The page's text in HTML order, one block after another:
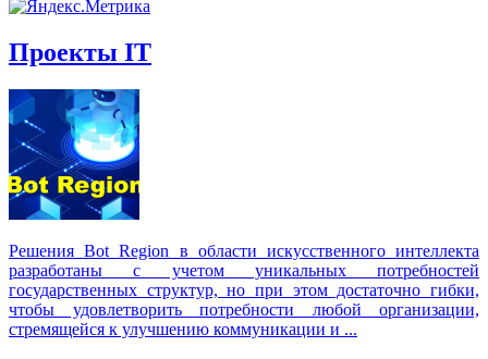
Проекты IT
Решения Вot Region в области искусственного интеллекта
разработаны с учетом уникальных потребностей
государственных структур, но при этом достаточно гибки,
чтобы удовлетворить потребности любой организации,
стремящейся к улучшению коммуникации и ...